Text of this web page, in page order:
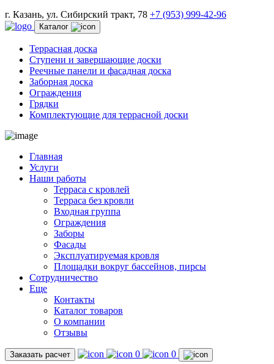
г. Казань, ул. Сибирский тракт, 78 +7 (953) 999-42-96
Каталог
Террасная доска
Ступени и завершающие доски
Реечные панели и фасадная доска
Заборная доска
Ограждения
Грядки
Комплектующие для террасной доски
Главная
Услуги
Наши работы
Терраса с кровлей
Терраса без кровли
Входная группа
Ограждения
Заборы
Фасады
Эксплуатируемая кровля
Площадки вокруг бассейнов, пирсы
Сотрудничество
Еще
Контакты
Каталог товаров
О компании
Отзывы
Заказать расчет 0 0